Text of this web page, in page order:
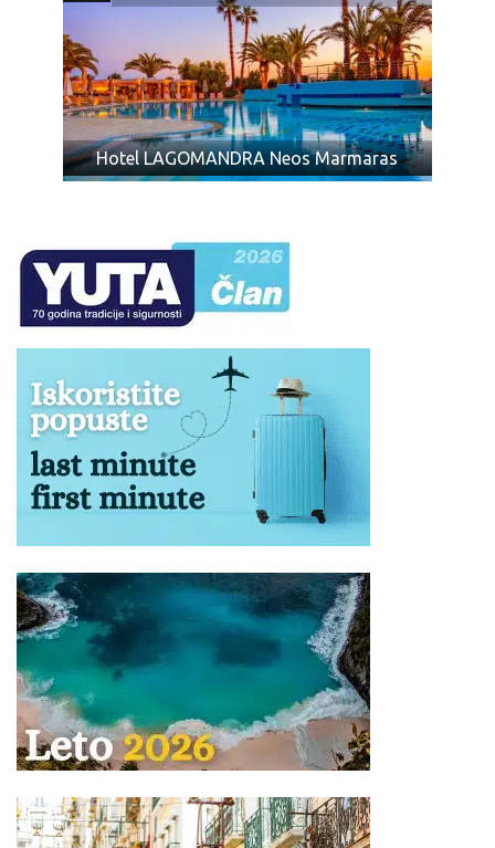
Hotel LAGOMANDRA Neos Marmaras